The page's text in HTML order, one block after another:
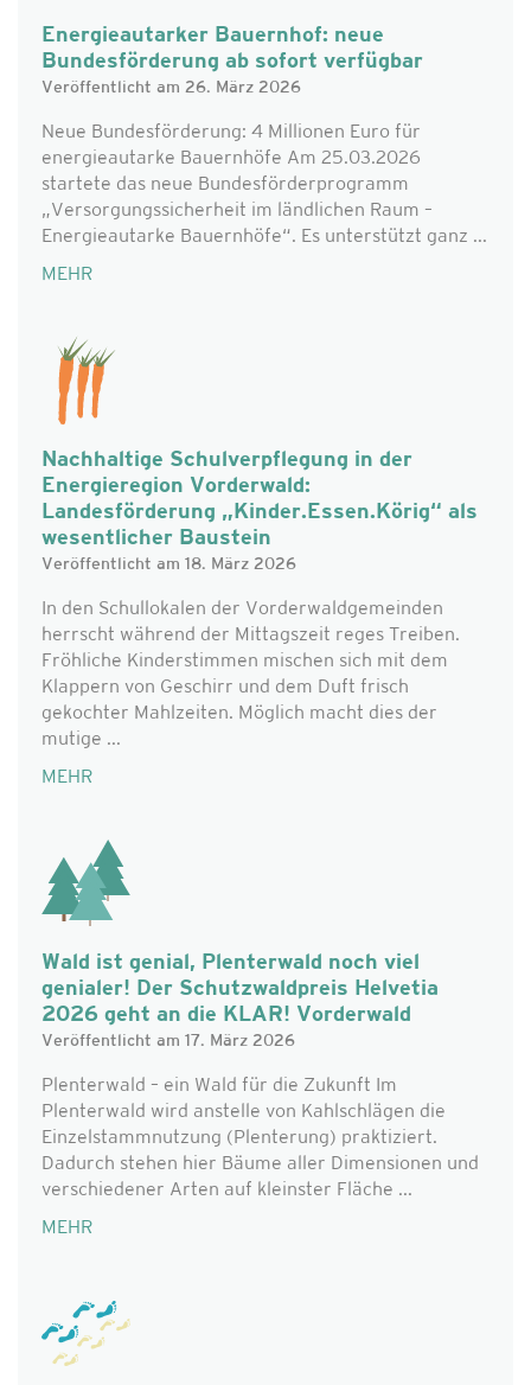
Energieautarker Bauernhof: neue
Bundesförderung ab sofort verfügbar
Veröffentlicht am 26. März 2026
Neue Bundesförderung: 4 Millionen Euro für
energieautarke Bauernhöfe Am 25.03.2026
startete das neue Bundesförderprogramm
„Versorgungssicherheit im ländlichen Raum –
Energieautarke Bauernhöfe“. Es unterstützt ganz ...
MEHR
Nachhaltige Schulverpflegung in der
Energieregion Vorderwald:
Landesförderung „Kinder.Essen.Körig“ als
wesentlicher Baustein
Veröffentlicht am 18. März 2026
In den Schullokalen der Vorderwaldgemeinden
herrscht während der Mittagszeit reges Treiben.
Fröhliche Kinderstimmen mischen sich mit dem
Klappern von Geschirr und dem Duft frisch
gekochter Mahlzeiten. Möglich macht dies der
mutige ...
MEHR
Wald ist genial, Plenterwald noch viel
genialer! Der Schutzwaldpreis Helvetia
2026 geht an die KLAR! Vorderwald
Veröffentlicht am 17. März 2026
Plenterwald – ein Wald für die Zukunft Im
Plenterwald wird anstelle von Kahlschlägen die
Einzelstammnutzung (Plenterung) praktiziert.
Dadurch stehen hier Bäume aller Dimensionen und
verschiedener Arten auf kleinster Fläche ...
MEHR